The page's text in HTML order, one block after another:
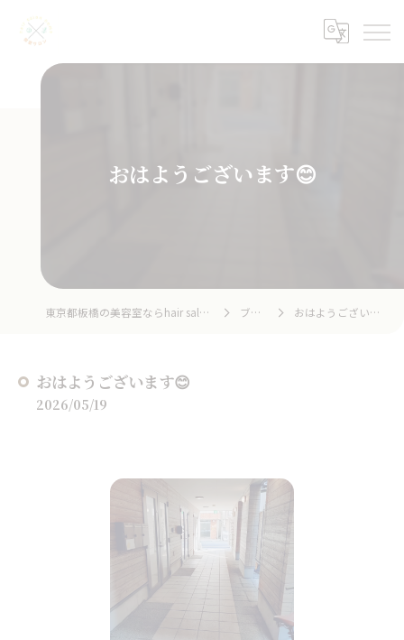
おはようございます😊
東京都板橋の美容室ならhair salon home ブログ おはようございます😊
おはようございます😊
2026/05/19